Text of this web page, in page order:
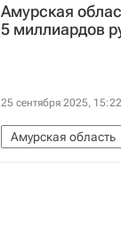
Амурская
5 миллиардов
25 сентября 2025, 15:22
Амурская область